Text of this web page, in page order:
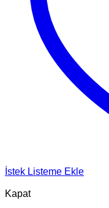
İstek Listeme Ekle
Kapat